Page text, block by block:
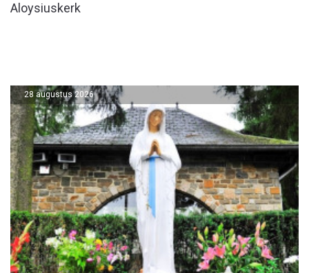
Aloysiuskerk
28 augustus 2026